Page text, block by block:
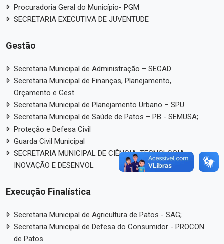
Procuradoria Geral do Município- PGM
SECRETARIA EXECUTIVA DE JUVENTUDE
Gestão
Secretaria Municipal de Administração – SECAD
Secretaria Municipal de Finanças, Planejamento,
Orçamento e Gest
Secretaria Municipal de Planejamento Urbano – SPU
Secretaria Municipal de Saúde de Patos – PB - SEMUSA;
Proteção e Defesa Civil
Guarda Civil Municipal
SECRETARIA MUNICIPAL DE CIÊNCIA, TECNOLOGIA,
INOVAÇÃO E DESENVOL
Execução Finalística
Secretaria Municipal de Agricultura de Patos - SAG;
Secretaria Municipal de Defesa do Consumidor - PROCON
de Patos